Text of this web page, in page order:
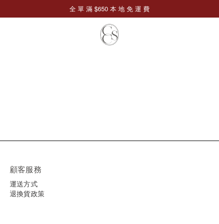
顧客服務
運送方式
退換貨政策